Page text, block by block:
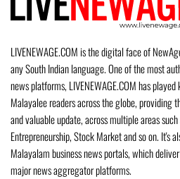
LIVENEWAGE.COM is the digital face of
any South Indian language. One of the most
news platforms, LIVENEWAGE.COM has
Malayalee readers across the globe, providing
and valuable update, across multiple areas
Entrepreneurship, Stock Market and so on. It's
Malayalam business news portals, which
major news aggregator platforms.